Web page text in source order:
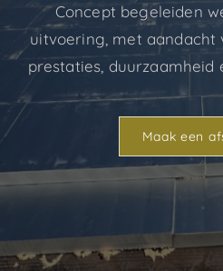
Concept begeleiden
uitvoering, met aandacht
prestaties, duurzaamheid
Maak een